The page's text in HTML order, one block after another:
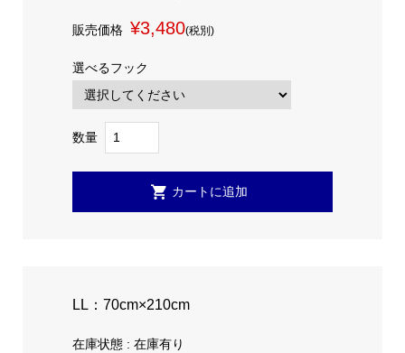
販売価格 ¥3,480(税別)
選べるフック
数量
LL：70cm×210cm
在庫状態 : 在庫有り